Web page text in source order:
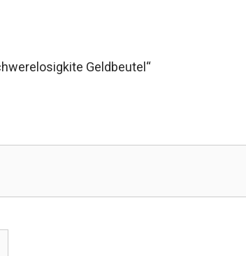
Geldbeutel“